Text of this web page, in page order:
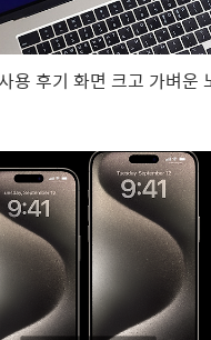
용 후기 화면 크고 가벼운